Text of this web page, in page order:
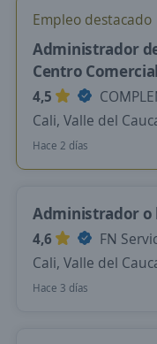
Empleo destacado
Administrador
Centro
4,5
Cali, Valle del
Hace 2 días
Administrador o
4,6
FN
Cali, Valle del
Hace 3 días